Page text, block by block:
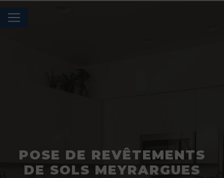
POSE DE REVÊTEMENTS
DE SOLS MEYRARGUES